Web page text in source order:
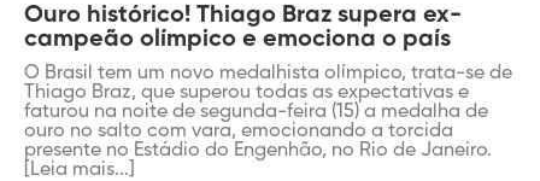
e emociona o país
Ouro histórico! Thiago Braz supera ex-
campeão olímpico e emociona o país
O Brasil tem um novo medalhista olímpico, trata-se de
Thiago Braz, que superou todas as expectativas e
faturou na noite de segunda-feira (15) a medalha de
ouro no salto com vara, emocionando a torcida
presente no Estádio do Engenhão, no Rio de Janeiro.
[Leia mais...]